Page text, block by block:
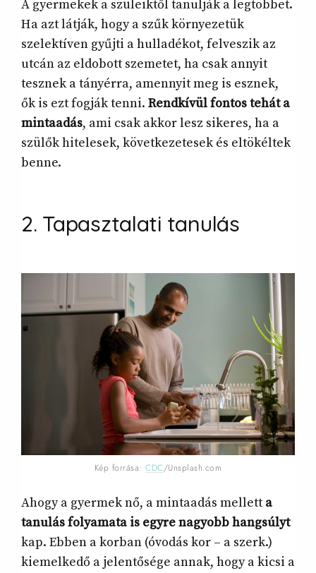
A gyermekek a szüleiktől tanulják a legtöbbet.
Ha azt látják, hogy a szűk környezetük
szelektíven gyűjti a hulladékot, felveszik az
utcán az eldobott szemetet, ha csak annyit
tesznek a tányérra, amennyit meg is esznek,
ők is ezt fogják tenni. Rendkívül fontos tehát a
mintaadás, ami csak akkor lesz sikeres, ha a
szülők hitelesek, következetesek és eltökéltek
benne.
2. Tapasztalati tanulás
Kép forrása:CDC/Unsplash.com
Ahogy a gyermek nő, a mintaadás mellett a
tanulás folyamata is egyre nagyobb hangsúlyt
kap. Ebben a korban (óvodás kor – a szerk.)
kiemelkedő a jelentősége annak, hogy a kicsi a